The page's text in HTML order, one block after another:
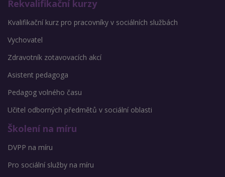
Rekvalifikační kurzy
Kvalifikační kurz pro pracovníky v sociálních službách
Vychovatel
Zdravotník zotavovacích akcí
Asistent pedagoga
Pedagog volného času
Učitel odborných předmětů v sociální oblasti
Školení na míru
DVPP na míru
Pro sociální služby na míru